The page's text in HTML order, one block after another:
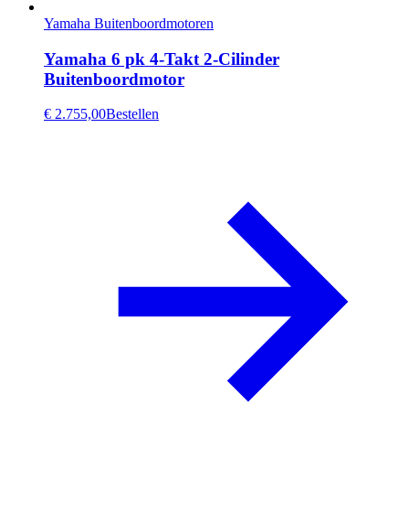
Yamaha Buitenboordmotoren
Yamaha 6 pk 4-Takt 2-Cilinder
Buitenboordmotor
€ 2.755,00Bestellen